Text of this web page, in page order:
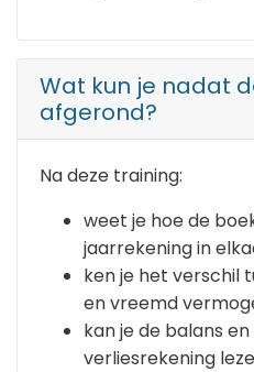
Wat kun je nadat
afgerond?
Na deze training:
weet je hoe de
jaarrekening in
ken je het verschil
en vreemd
kan je de balans
verliesrekening